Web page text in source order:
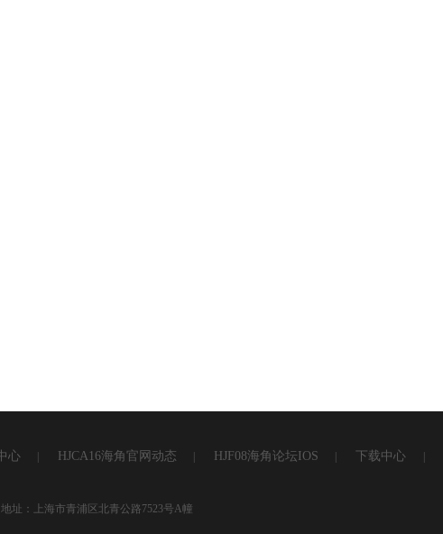
心 HJCA16海角官网动态 HJF08海角论坛IOS 下载中心
址：上海市青浦区北青公路7523号A幢